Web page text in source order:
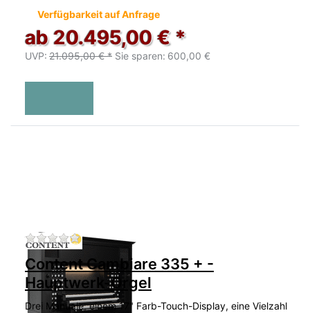
Verfügbarkeit auf Anfrage
ab 20.495,00 € *
UVP: 21.095,00 € * Sie sparen: 600,00 €
Zu diesem Produkt liegen noch keine
Content Cambiare 335 + -
Hauptwerk-Orgel
Drei Manuale, einem 17" Farb-Touch-Display, eine Vielzahl